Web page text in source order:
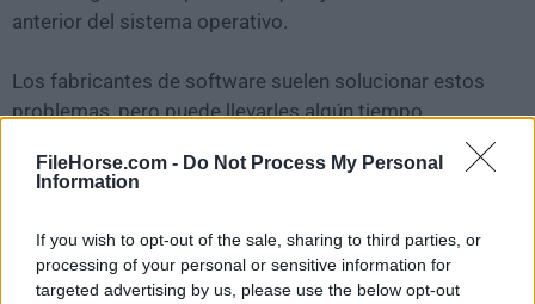
FileHorse.com - Do Not Process My Personal
Information
If you wish to opt-out of the sale, sharing to third parties, or
processing of your personal or sensitive information for
targeted advertising by us, please use the below opt-out
anterior del sistema operativo.
Los fabricantes de software suelen solucionar estos
problemas, pero puede llevarles algún tiempo.
versión anterior deMongoDB Compass 1.40.4.
Para aquellos interesados en descargar la versión más
reciente de MongoDB Compasso leer nuestra reseña,
simplemente hazclic aquí.